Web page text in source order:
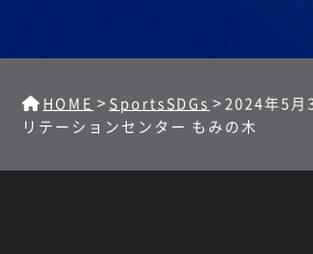
HOME > SportsSDGs >2024年5月
リテーションセンター もみの木